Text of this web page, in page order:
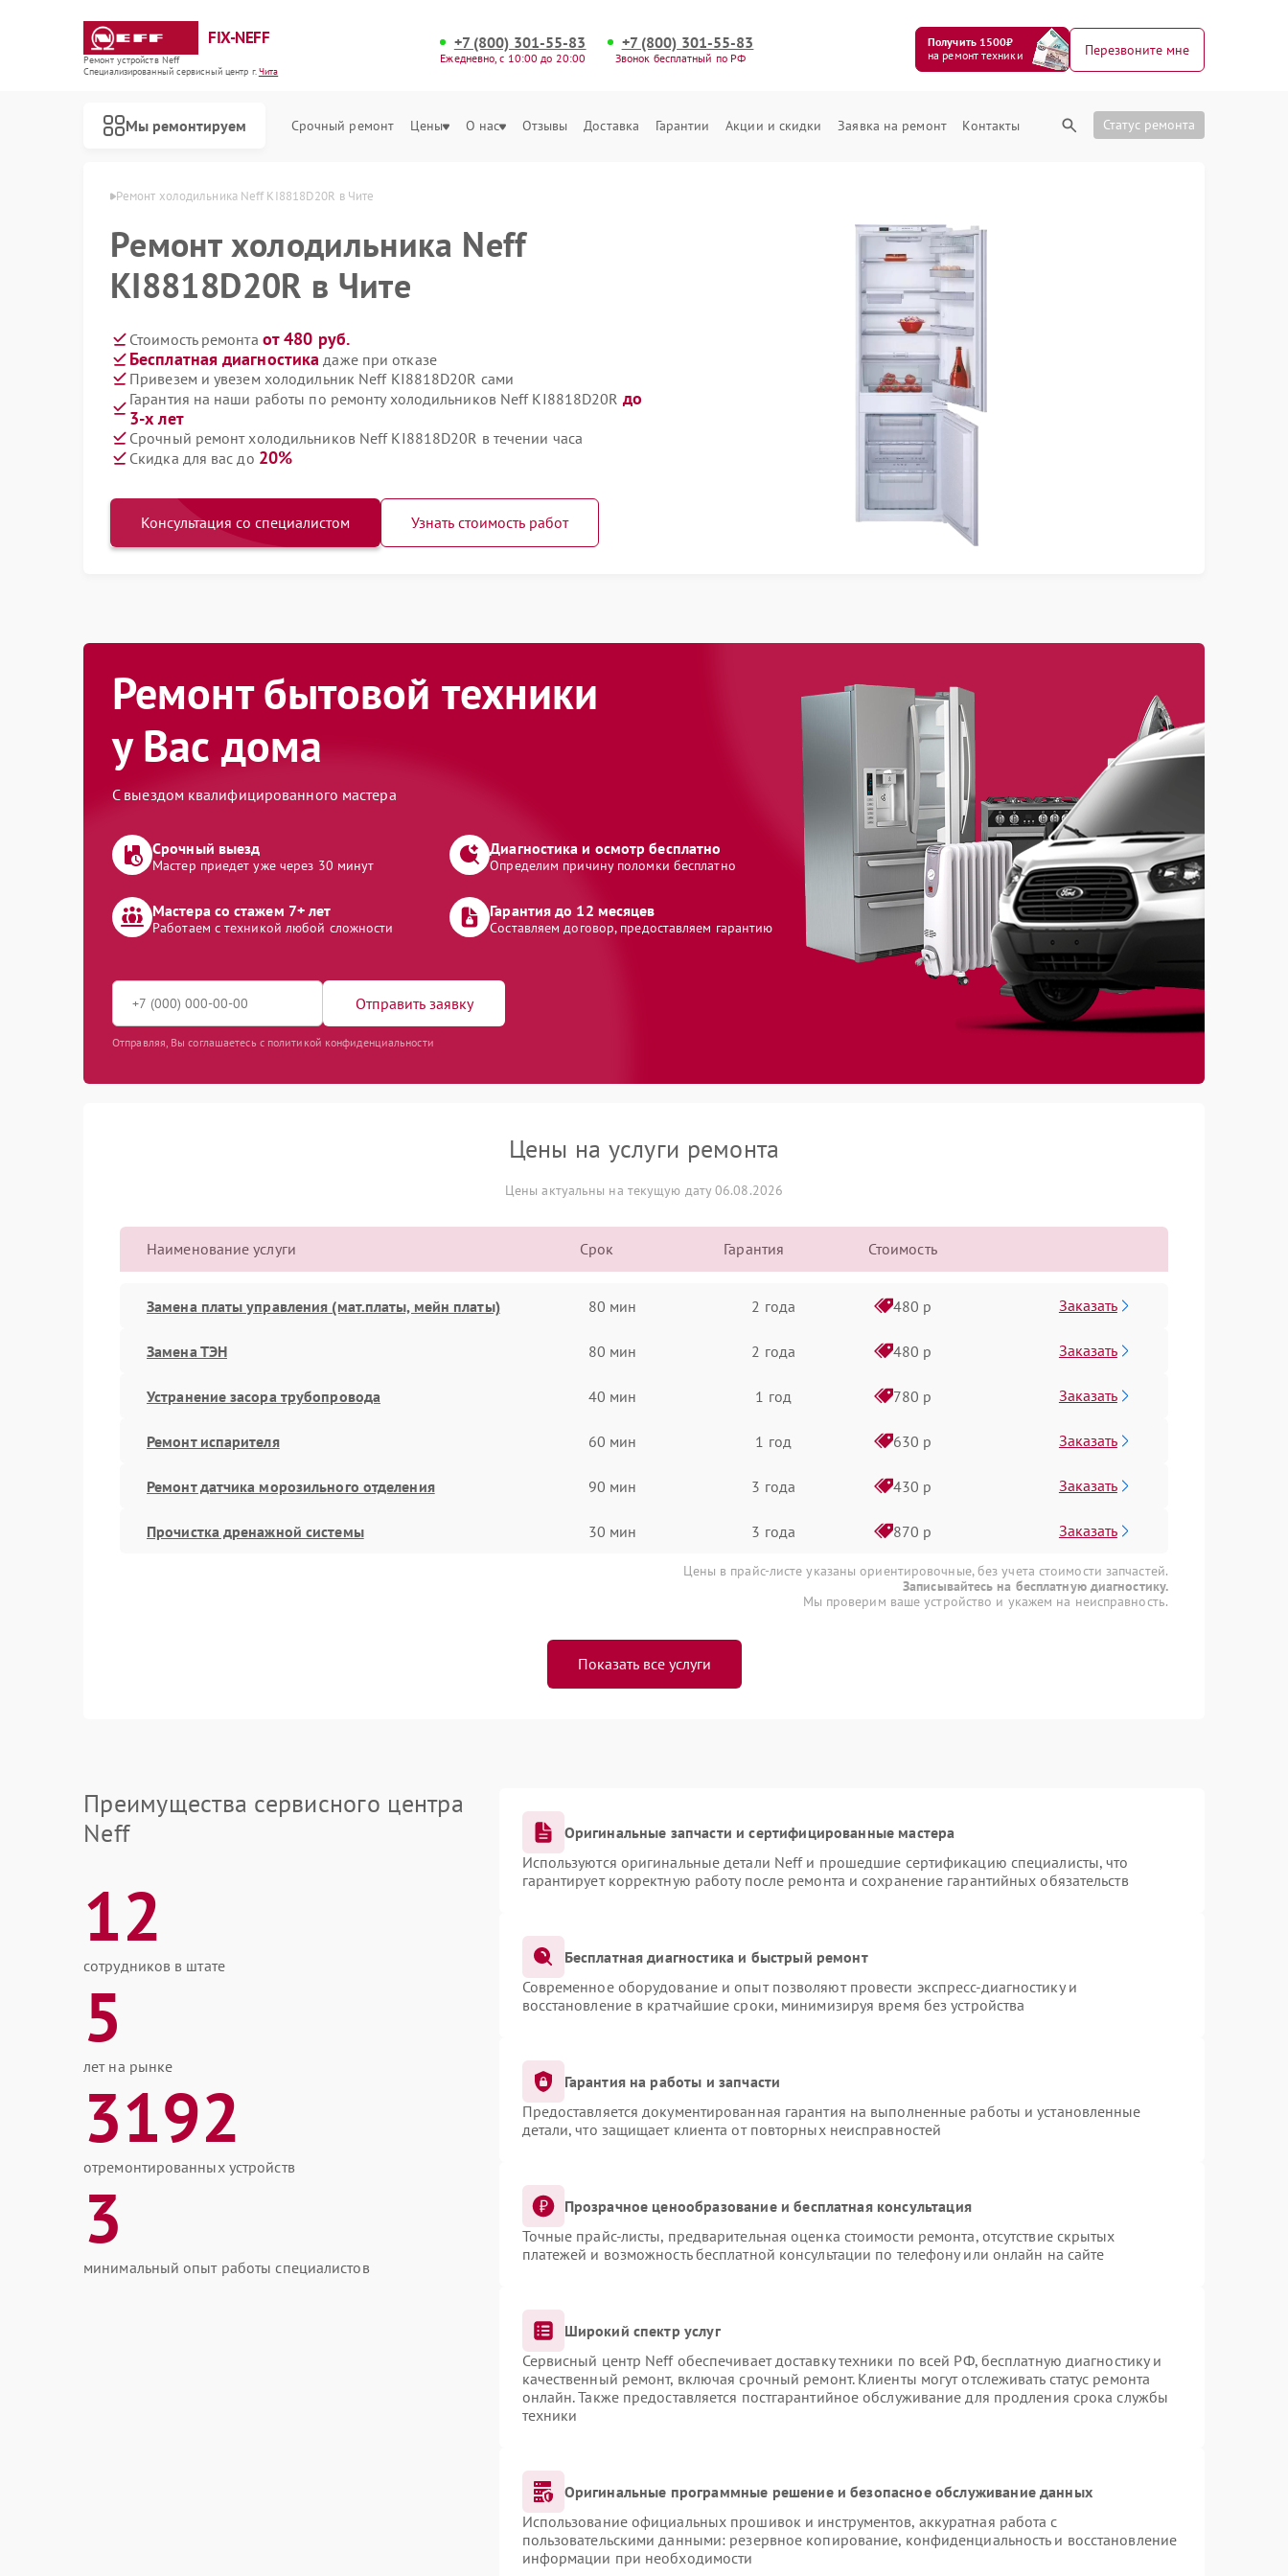
FIX-NEFF
Ремонт устройств Neff
Специализированный cервисный центр г.Чита
+7 (800) 301-55-83
Ежедневно, с 10:00 до 20:00
+7 (800) 301-55-83
Звонок бесплатный по РФ
Получить 1500₽
на ремонт техники
Перезвоните мне
Мы ремонтируем Срочный ремонт Цены О нас Отзывы Доставка Гарантии Акции и скидки Заявка на ремонт Контакты Статус ремонта
Ремонт холодильника Neff KI8818D20R в Чите
Ремонт холодильника Neff
KI8818D20R в Чите
Стоимость ремонта от 480 руб.
Бесплатная диагностика даже при отказе
Привезем и увезем холодильник Neff KI8818D20R сами
Гарантия на наши работы по ремонту холодильников Neff KI8818D20R до
3-х лет
Срочный ремонт холодильников Neff KI8818D20R в течении часа
Скидка для вас до 20%
Консультация со специалистом Узнать стоимость работ
Ремонт бытовой техники
у Вас дома
С выездом квалифицированного мастера
Срочный выезд
Мастер приедет уже через 30 минут
Диагностика и осмотр бесплатно
Определим причину поломки бесплатно
Мастера со стажем 7+ лет
Работаем с техникой любой сложности
Гарантия до 12 месяцев
Составляем договор, предоставляем гарантию
Отправить заявку
Отправляя, Вы соглашаетесь с политикой конфиденциальности
Цены на услуги ремонта
Цены актуальны на текущую дату 06.08.2026
Наименование услуги Срок Гарантия Стоимость
Замена платы управления (мат.платы, мейн платы) 80 мин 2 года 480 р Заказать
Замена ТЭН 80 мин 2 года 480 р Заказать
Устранение засора трубопровода 40 мин 1 год 780 р Заказать
Ремонт испарителя 60 мин 1 год 630 р Заказать
Ремонт датчика морозильного отделения 90 мин 3 года 430 р Заказать
Прочистка дренажной системы 30 мин 3 года 870 р Заказать
Цены в прайс-листе указаны ориентировочные, без учета стоимости запчастей.
Записывайтесь на бесплатную диагностику.
Мы проверим ваше устройство и укажем на неисправность.
Показать все услуги
Преимущества сервисного центра
Neff
12
сотрудников в штате
5
лет на рынке
3192
отремонтированных устройств
3
минимальный опыт работы специалистов
Оригинальные запчасти и сертифицированные мастера
Используются оригинальные детали Neff и прошедшие сертификацию специалисты, что
гарантирует корректную работу после ремонта и сохранение гарантийных обязательств
Бесплатная диагностика и быстрый ремонт
Современное оборудование и опыт позволяют провести экспресс-диагностику и
восстановление в кратчайшие сроки, минимизируя время без устройства
Гарантия на работы и запчасти
Предоставляется документированная гарантия на выполненные работы и установленные
детали, что защищает клиента от повторных неисправностей
Прозрачное ценообразование и бесплатная консультация
Точные прайс-листы, предварительная оценка стоимости ремонта, отсутствие скрытых
платежей и возможность бесплатной консультации по телефону или онлайн на сайте
Широкий спектр услуг
Сервисный центр Neff обеспечивает доставку техники по всей РФ, бесплатную диагностику и
качественный ремонт, включая срочный ремонт. Клиенты могут отслеживать статус ремонта
онлайн. Также предоставляется постгарантийное обслуживание для продления срока службы
техники
Оригинальные программные решение и безопасное обслуживание данных
Использование официальных прошивок и инструментов, аккуратная работа с
пользовательскими данными: резервное копирование, конфиденциальность и восстановление
информации при необходимости